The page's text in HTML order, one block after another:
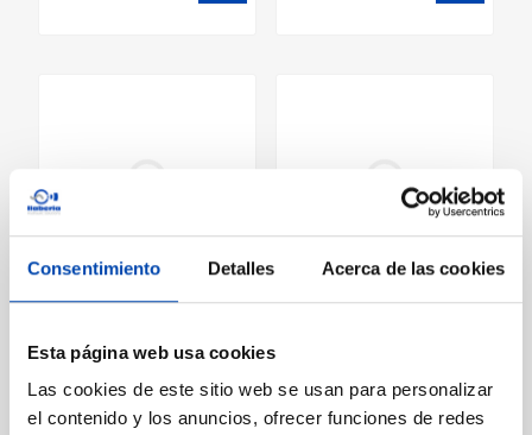
Consentimiento Detalles Acerca de las cookies
Esta página web usa cookies
Las cookies de este sitio web se usan para personalizar
el contenido y los anuncios, ofrecer funciones de redes
Difusor emergente
En stock
Add to cart
Difusor emergente
En stock
Ver más